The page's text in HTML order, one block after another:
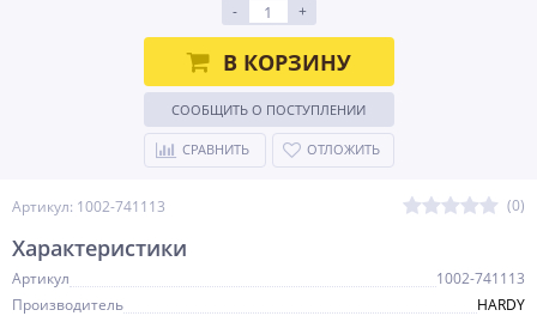
Артикул: 1002-741113 (0)
-
+
В КОРЗИНУ
СООБЩИТЬ О ПОСТУПЛЕНИИ
СРАВНИТЬ ОТЛОЖИТЬ
Характеристики
Артикул
1002-741113
Производитель
HARDY